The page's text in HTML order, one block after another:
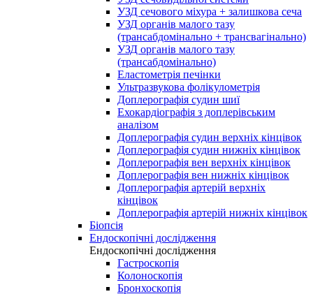
УЗД сечового міхура + залишкова сеча
УЗД органів малого тазу
(трансабдомінально + трансвагінально)
УЗД органів малого тазу
(трансабдомінально)
Еластометрія печінки
Ультразвукова фолікулометрія
Доплерографія судин шиї
Ехокардіографія з доплерівським
аналізом
Доплерографія судин верхніх кінцівок
Доплерографія судин нижніх кінцівок
Доплерографія вен верхніх кінцівок
Доплерографія вен нижніх кінцівок
Доплерографія артерій верхніх
кінцівок
Доплерографія артерій нижніх кінцівок
Біопсія
Ендоскопічні дослідження
Ендоскопічні дослідження
Гастроскопія
Колоноскопія
Бронхоскопія